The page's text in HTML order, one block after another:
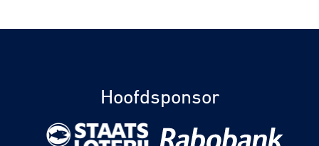
Hoofdsponsor